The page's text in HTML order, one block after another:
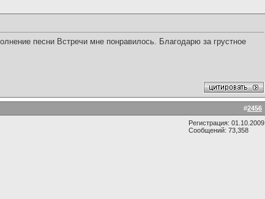
песни Встречи мне понравилось. Благодарю за грустное
#2456
Регистрация: 01.10.2009
Сообщений: 73,358